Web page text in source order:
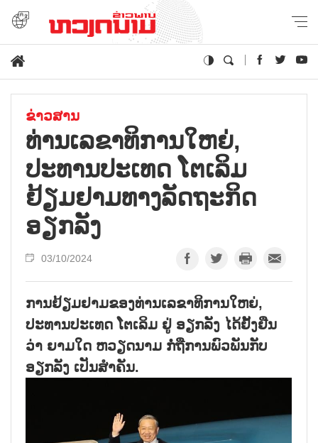
ຂ່າວສານ
ທ່ານເລຂາທິການໃຫຍ່,
ປະທານປະເທດ ໂຕເລິມ
ຢ້ຽມຢາມທາງລັດຖະກິດ
ອຽກລັງ
03/10/2024
ການຢ້ຽມຢາມຂອງທ່ານເລຂາທິການໃຫຍ່,
ປະທານປະເທດ ໂຕເລິມ ຢູ່ ອຽກລັງ ໄດ້ຢັ້ງຢືນ
ວ່າ ຍາມໃດ ຫວຽດນາມ ກໍ່ຖືການພົວພັນກັບ
ອຽກລັງ ເປັນສຳຄັນ.